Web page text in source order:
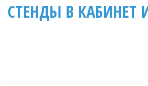
СТЕНДЫ В КАБИНЕТ